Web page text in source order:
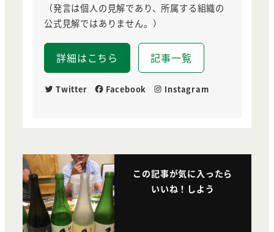
（発言は個人の見解であり、所属する組織の
公式見解ではありません。）
詳細はこちら 記事一覧
Twitter Facebook Instagram
この記事が気に入ったら
いいね！しよう